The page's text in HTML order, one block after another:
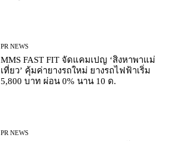
PR NEWS
MMS FAST FIT จัดแคมเปญ ‘สิงหาพาแม่
เที่ยว’ คุ้มค่ายางรถใหม่ ยางรถไฟฟ้าเริ่ม
5,800 บาท ผ่อน 0% นาน 10 ด.
PR NEWS